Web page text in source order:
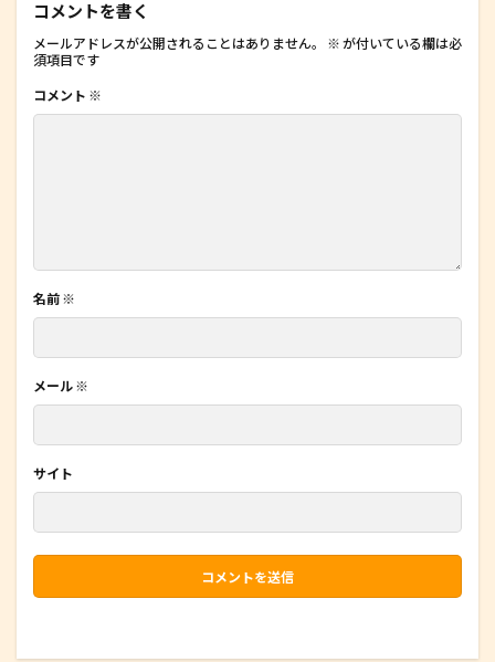
コメントを書く
メールアドレスが公開されることはありません。 ※ が付いている欄は必
須項目です
コメント ※
名前 ※
メール ※
サイト